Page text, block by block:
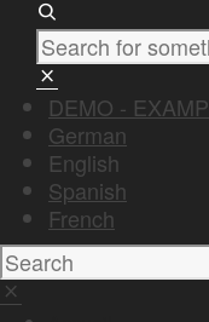
DEMO -
German
English
Spanish
French